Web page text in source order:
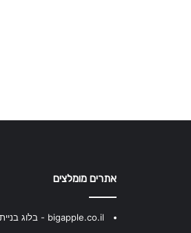
אתרים מומלצים
bigapple.co.il - בלוג בניית אתרים